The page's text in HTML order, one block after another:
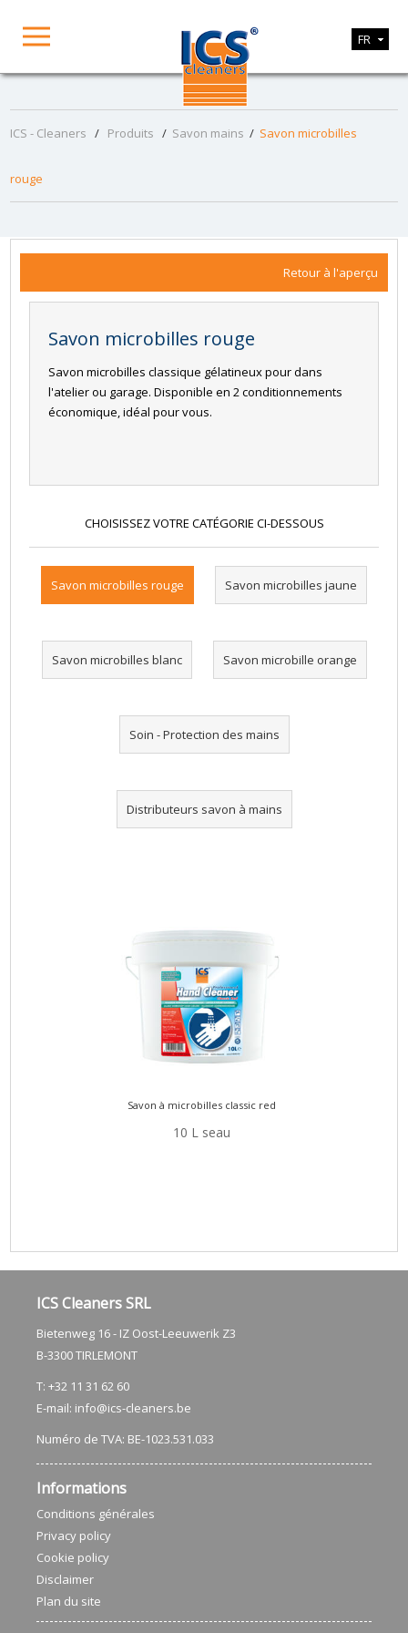
FR
ICS - Cleaners / Produits / Savon mains / Savon microbilles
rouge
Retour à l'aperçu
Savon microbilles rouge
Savon microbilles classique gélatineux pour dans
l'atelier ou garage. Disponible en 2 conditionnements
économique, idéal pour vous.
CHOISISSEZ VOTRE CATÉGORIE CI-DESSOUS
Savon microbilles rouge Savon microbilles jaune
Savon microbilles blanc Savon microbille orange
Soin - Protection des mains
Distributeurs savon à mains
Savon à microbilles classic red
10 L seau
ICS Cleaners SRL
Bietenweg 16 - IZ Oost-Leeuwerik Z3
​B-3300 TIRLEMONT
T: +32 11 31 62 60
E-mail: info@ics-cleaners.be
Numéro de TVA: BE-1023.531.033
Informations
Conditions générales
Privacy policy
Cookie policy
Disclaimer
Plan du site